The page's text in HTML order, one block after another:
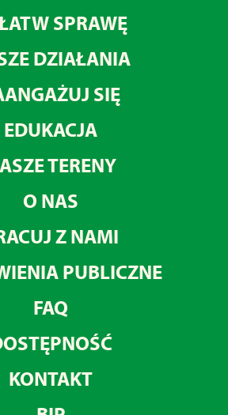
SPRAWĘ
DZIAŁANIA
SIĘ
EDUKACJA
TERENY
O NAS
Z NAMI
PUBLICZNE
FAQ
KONTAKT